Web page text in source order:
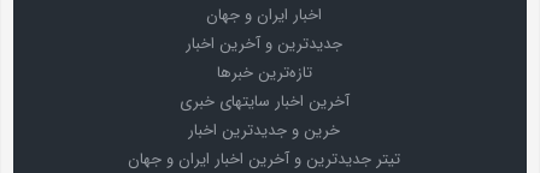
اخبار ایران و جهان
جدیدترین و آخرین اخبار
تازه‌ترین خبرها
آخرین اخبار سایتهای خبری
خرین و جدیدترین اخبار
تیتر جدیدترین و آخرین اخبار ایران و جهان